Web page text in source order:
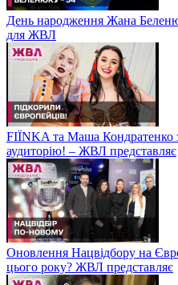
День народження Жана
для ЖВЛ
FIЇNKA та Маша Кондратенко
аудиторію! – ЖВЛ представляє
Оновлення Нацвідбору на
цього року? ЖВЛ представляє